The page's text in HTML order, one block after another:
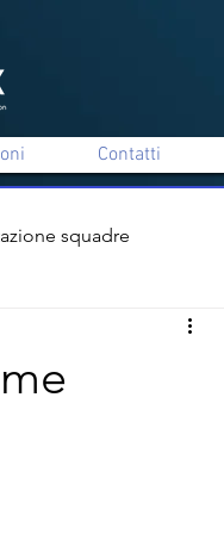
Contatti
squadre
Vetorix Mirano C Silver